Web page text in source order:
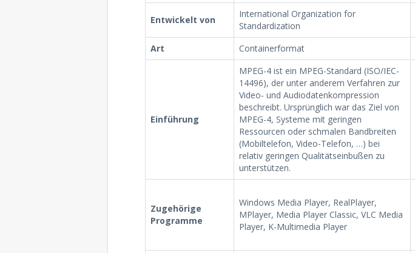
Entwickelt von
International Organization for
Standardization
Art Containerformat
Einführung
MPEG-4 ist ein MPEG-Standard (ISO/IEC-
14496), der unter anderem Verfahren zur
Video- und Audiodatenkompression
beschreibt. Ursprünglich war das Ziel von
MPEG-4, Systeme mit geringen
Ressourcen oder schmalen Bandbreiten
(Mobiltelefon, Video-Telefon, …) bei
relativ geringen Qualitätseinbußen zu
unterstützen.
Zugehörige
Programme
Windows Media Player, RealPlayer,
MPlayer, Media Player Classic, VLC Media
Player, K-Multimedia Player